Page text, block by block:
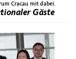
Cracau mit dabei.
Gäste